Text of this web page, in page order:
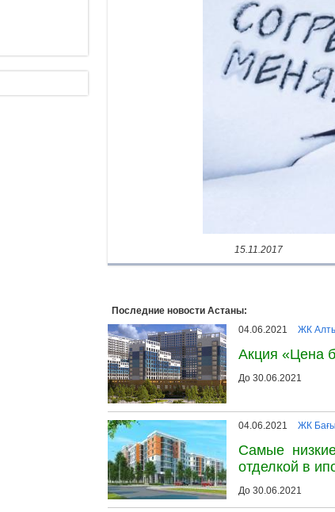
15.11.2017
Последние новости Астаны:
04.06.2021
ЖК
Акция «Цена
До 30.06.2021
04.06.2021 ЖК
Самые
отделкой в
До 30.06.2021